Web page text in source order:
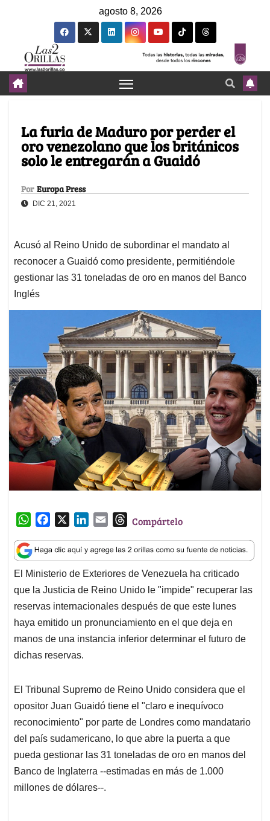
agosto 8, 2026
La furia de Maduro por perder el
oro venezolano que los británicos
solo le entregarán a Guaidó
Por Europa Press
DIC 21, 2021
Acusó al Reino Unido de subordinar el mandato al
reconocer a Guaidó como presidente, permitiéndole
gestionar las 31 toneladas de oro en manos del Banco
Inglés
W
a
t
s
A
p
p
c
e
b
o
o
k
n
k
e
d
I
n
a
i
l
T
r
e
a
d
s
Compártelo
El Ministerio de Exteriores de Venezuela ha criticado
que la Justicia de Reino Unido le "impide" recuperar las
reservas internacionales después de que este lunes
haya emitido un pronunciamiento en el que deja en
manos de una instancia inferior determinar el futuro de
dichas reservas.
El Tribunal Supremo de Reino Unido considera que el
opositor Juan Guaidó tiene el "claro e inequívoco
reconocimiento" por parte de Londres como mandatario
del país sudamericano, lo que abre la puerta a que
pueda gestionar las 31 toneladas de oro en manos del
Banco de Inglaterra --estimadas en más de 1.000
millones de dólares--.